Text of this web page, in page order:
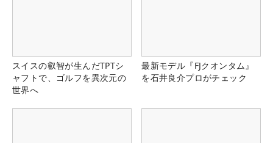
スイスの叡智が生んだTPTシ
ャフトで、ゴルフを異次元の
世界へ
最新モデル『FJクオンタム』
を石井良介プロがチェック